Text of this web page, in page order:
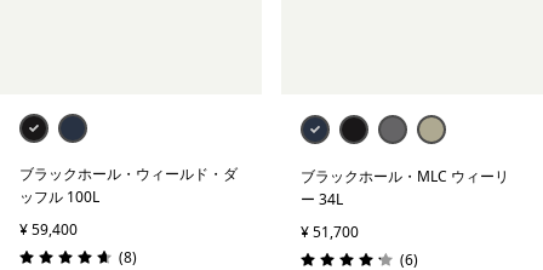
ブラックホール・ウィールド・ダ
ッフル 100L
¥ 59,400
(8レビュー
)
ブラックホール・MLC ウィーリ
ー 34L
¥ 51,700
(6レビュー
)